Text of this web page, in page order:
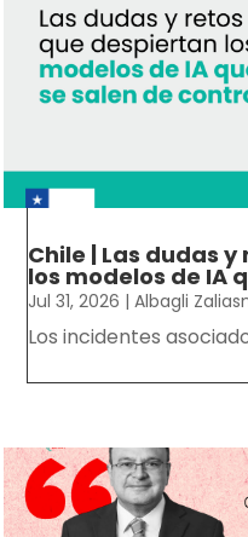
Chile | Las dudas
los modelos de IA
Jul 31, 2026 |Albagli
Los incidentes